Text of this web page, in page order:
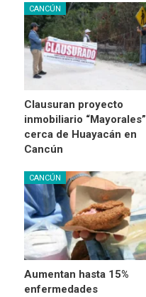
CANCÚN
Clausuran proyecto
inmobiliario “Mayorales”
cerca de Huayacán en
Cancún
CANCÚN
Aumentan hasta 15%
enfermedades